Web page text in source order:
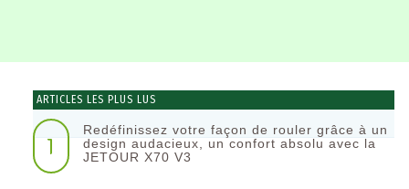
ARTICLES LES PLUS LUS
1
Redéfinissez votre façon de rouler grâce à un
design audacieux, un confort absolu avec la
JETOUR X70 V3